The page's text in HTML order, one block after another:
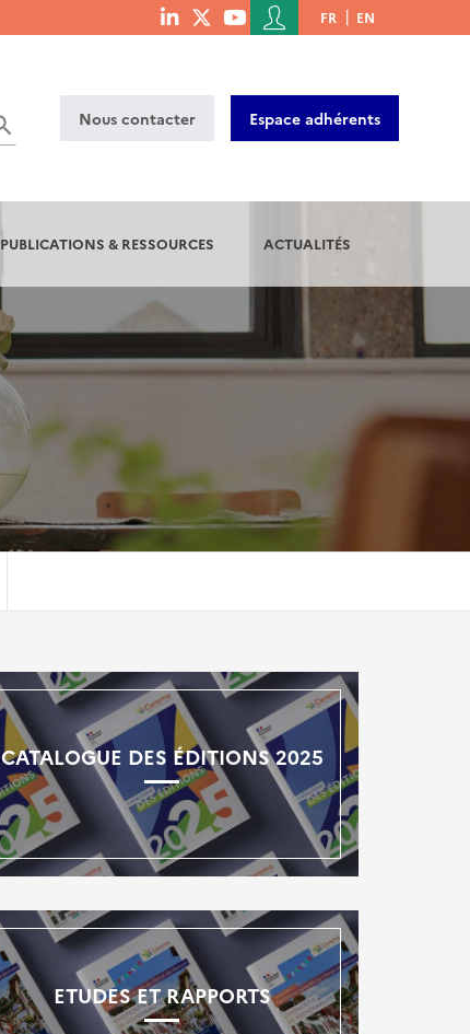
menu
Menu
du
de
l'utilisateur
FR EN
Nous contacter Espace adhérents
PUBLICATIONS & RESSOURCES ACTUALITÉS
CATALOGUE DES ÉDITIONS 2025
ETUDES ET RAPPORTS